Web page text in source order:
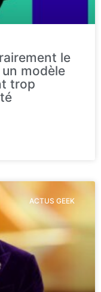
le
modèle
trop
ACTUS GEEK